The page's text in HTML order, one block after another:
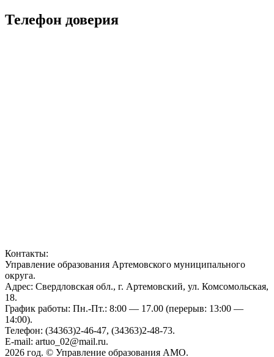
Телефон доверия
Контакты:
Управление образования Артемовского муниципального
округа.
Адрес: Свердловская обл., г. Артемовский, ул. Комсомольская,
18.
График работы: Пн.-Пт.: 8:00 — 17.00 (перерыв: 13:00 —
14:00).
Телефон: (34363)2-46-47, (34363)2-48-73.
E-mail: artuo_02@mail.ru.
2026 год. © Управление образования АМО.